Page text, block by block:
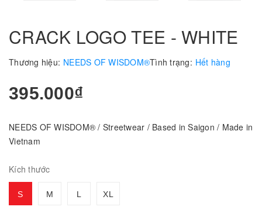
CRACK LOGO TEE - WHITE
Thương hiệu: NEEDS OF WISDOM®Tình trạng: Hết hàng
395.000₫
NEEDS OF WISDOM® / Streetwear / Based in Saigon / Made in
Vietnam
Kích thước
S M L XL